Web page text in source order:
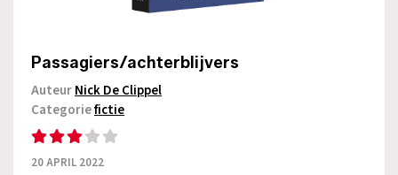
Passagiers/achterblijvers
AuteurNick De Clippel
Categoriefictie
20 APRIL 2022